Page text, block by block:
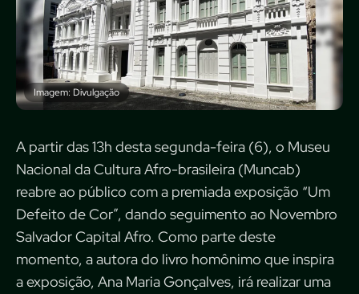
Imagem: Divulgação
A partir das 13h desta segunda-feira (6), o Museu
Nacional da Cultura Afro-brasileira (Muncab)
reabre ao público com a premiada exposição “Um
Defeito de Cor”, dando seguimento ao Novembro
Salvador Capital Afro. Como parte deste
momento, a autora do livro homônimo que inspira
a exposição, Ana Maria Gonçalves, irá realizar uma